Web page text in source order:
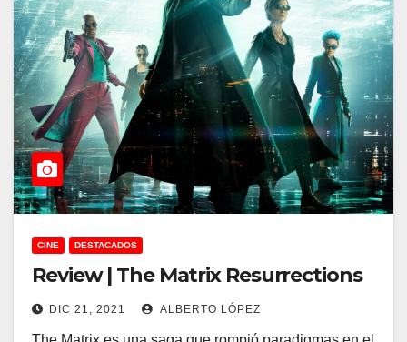
CINE DESTACADOS
Review | The Matrix Resurrections
DIC 21, 2021 ALBERTO LÓPEZ